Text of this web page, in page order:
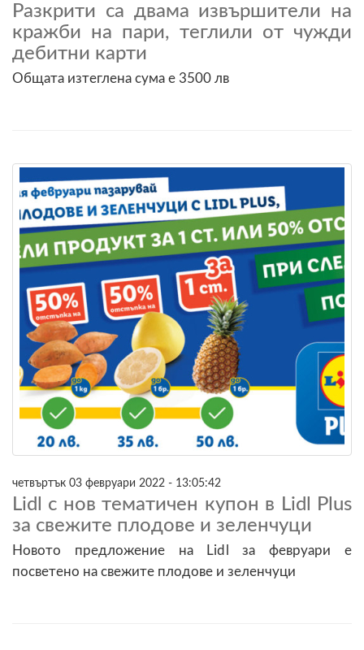
Разкрити са двама извършители на
кражби на пари, теглили от чужди
дебитни карти
Общата изтеглена сума е 3500 лв
четвъртък 03 февруари 2022 - 13:05:42
Lidl с нов тематичен купон в Lidl Plus
за свежите плодове и зеленчуци
Новото предложение на Lidl за февруари е
посветено на свежите плодове и зеленчуци